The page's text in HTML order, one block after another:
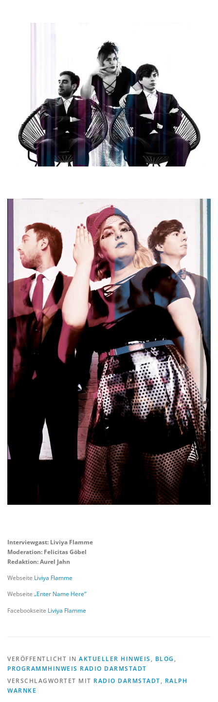
Interviewgast: Liviya Flamme
Moderation: Felicitas Göbel
Redaktion: Aurel Jahn
Webseite Liviya Flamme
Webseite „Enter Name Here“
Facebookseite Liviya Flamme
VERÖFFENTLICHT IN AKTUELLER HINWEIS , BLOG ,
PROGRAMMHINWEIS RADIO DARMSTADT
VERSCHLAGWORTET MIT RADIO DARMSTADT, RALPH
WARNKE